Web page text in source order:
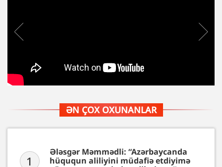
ƏN ÇOX OXUNANLAR
1
Ələsgər Məmmədli: “Azərbaycanda
hüququn aliliyini müdafiə etdiyimə